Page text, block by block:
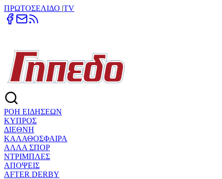
ΠΡΩΤΟΣΕΛΙΔΟ |TV
ΡΟΗ ΕΙΔΗΣΕΩΝ
ΚΥΠΡΟΣ
ΔΙΕΘΝΗ
ΚΑΛΑΘΟΣΦΑΙΡΑ
ΑΛΛΑ ΣΠΟΡ
ΝΤΡΙΜΠΛΕΣ
ΑΠΟΨΕΙΣ
AFTER DERBY